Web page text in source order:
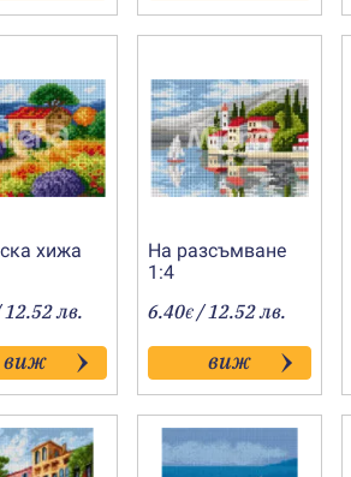
хижа
лв.
виж
На разсъмване
1:4
6.40€ / 12.52 лв.
виж